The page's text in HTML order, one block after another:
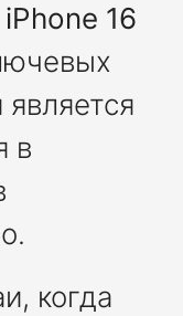
iPhone 16
в
когда